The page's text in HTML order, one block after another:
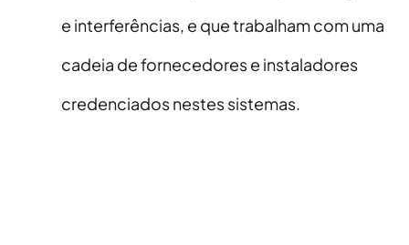
e interferências, e que trabalham com uma
cadeia de fornecedores e instaladores
credenciados nestes sistemas.